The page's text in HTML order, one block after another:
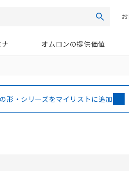
検索
オムロンの提供価値
形・シリーズをマイリストに追加